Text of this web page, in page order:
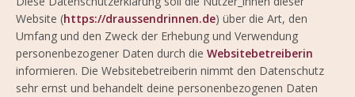
Website (https://draussendrinnen.de) über die Art, den
Umfang und den Zweck der Erhebung und Verwendung
personenbezogener Daten durch die Websitebetreiberin
informieren. Die Websitebetreiberin nimmt den Datenschutz
sehr ernst und behandelt deine personenbezogenen Daten